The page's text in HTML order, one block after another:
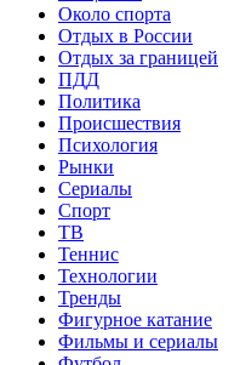
Около спорта
Отдых в России
Отдых за границей
ПДД
Политика
Происшествия
Психология
Рынки
Сериалы
Спорт
ТВ
Теннис
Технологии
Тренды
Фигурное катание
Фильмы и сериалы